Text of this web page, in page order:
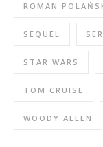
ROMAN
SEQUEL
STAR WARS
TOM CRUISE
WOODY ALLEN